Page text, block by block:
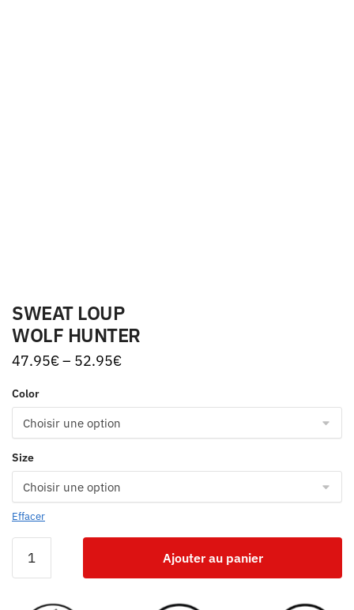
SWEAT LOUP
WOLF HUNTER
47.95€– 52.95€
Color
Size
Effacer
Ajouter au panier